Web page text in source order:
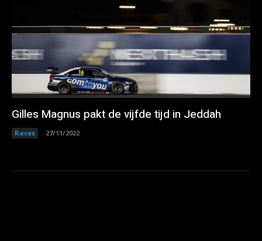
Gilles Magnus pakt de vijfde tijd in Jeddah
Races 27/11/2022